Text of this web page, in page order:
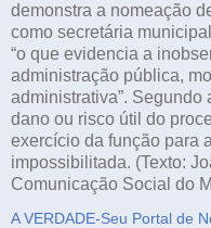
demonstra a nomeação
como secretária
“o que evidencia a
administração pública,
administrativa”. Segundo
dano ou risco útil do
exercício da função para
impossibilitada. (Texto:
Comunicação Social do
A VERDADE-Seu Portal de